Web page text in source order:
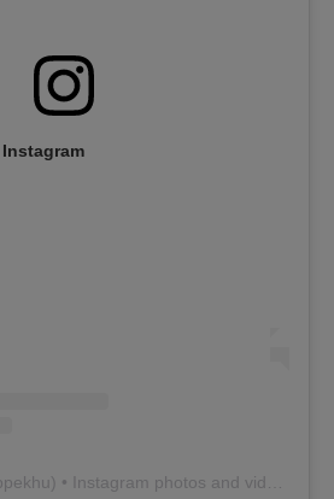
) • Instagram photos and videos